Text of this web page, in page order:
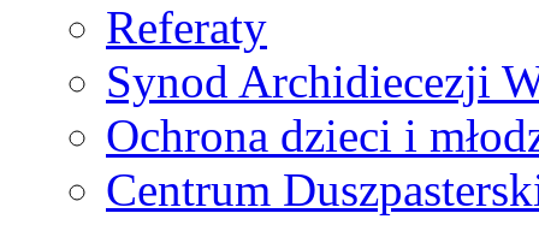
Referaty
Synod Archidiecezji
Ochrona dzieci i
Centrum